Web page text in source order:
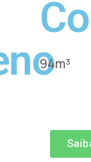
94m³